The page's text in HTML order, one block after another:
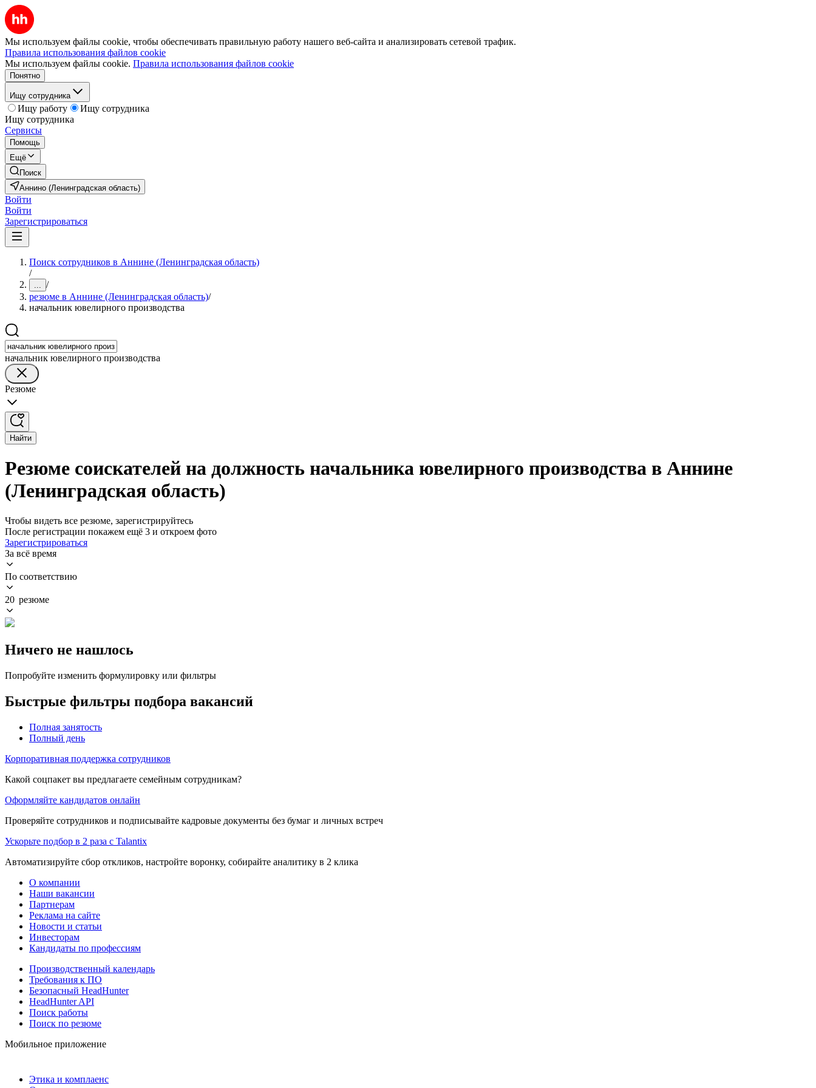
Мы используем файлы cookie, чтобы обеспечивать правильную работу нашего веб-сайта и анализировать сетевой трафик.
Правила использования файлов cookie
Мы используем файлы cookie. Правила использования файлов cookie
Понятно
Ищу сотрудника
Ищу работу
Ищу сотрудника
Ищу сотрудника
Сервисы
Помощь
Ещё
Поиск
Аннино (Ленинградская область)
Войти
Войти
Зарегистрироваться
Поиск сотрудников в Аннине (Ленинградская область)
/
... /
резюме в Аннине (Ленинградская область)/
начальник ювелирного производства
начальник ювелирного производства
Резюме
Найти
Резюме соискателей на должность начальника ювелирного производства в Аннине
(Ленинградская область)
Чтобы видеть все резюме, зарегистрируйтесь
После регистрации покажем ещё 3 и откроем фото
Зарегистрироваться
За всё время
По соответствию
20 резюме
Ничего не нашлось
Попробуйте изменить формулировку или фильтры
Быстрые фильтры подбора вакансий
Полная занятость
Полный день
Корпоративная поддержка сотрудников
Какой соцпакет вы предлагаете семейным сотрудникам?
Оформляйте кандидатов онлайн
Проверяйте сотрудников и подписывайте кадровые документы без бумаг и личных встреч
Ускорьте подбор в 2 раза с Talantix
Автоматизируйте сбор откликов, настройте воронку, собирайте аналитику в 2 клика
О компании
Наши вакансии
Партнерам
Реклама на сайте
Новости и статьи
Инвесторам
Кандидаты по профессиям
Производственный календарь
Требования к ПО
Безопасный HeadHunter
HeadHunter API
Поиск работы
Поиск по резюме
Мобильное приложение
Этика и комплаенс